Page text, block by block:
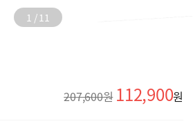
1 /11
207,600원 112,900원